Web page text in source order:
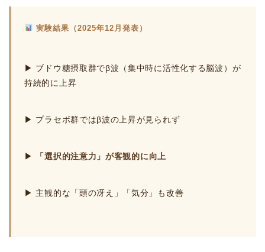
実験結果（2025年12月発表）
▶ ブドウ糖摂取群でβ波（集中時に活性化する脳波）が
持続的に上昇
▶ プラセボ群ではβ波の上昇が見られず
▶ 「選択的注意力」が客観的に向上
▶ 主観的な「頭の冴え」「気分」も改善